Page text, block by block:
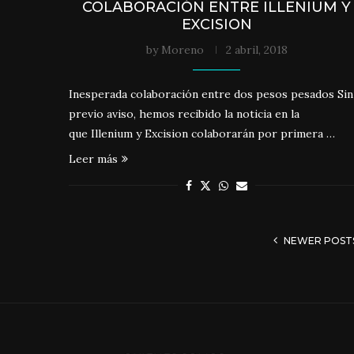
COLABORACIÓN ENTRE ILLENIUM Y
EXCISION
by Moreno 2 abril, 2018
Inesperada colaboración entre dos pesos pesados Sin
previo aviso, hemos recibido la noticia en la
que Illenium y Excision colaborarán por primera …
Leer más
NEWER